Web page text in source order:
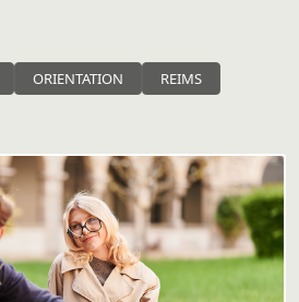
ORIENTATION
REIMS